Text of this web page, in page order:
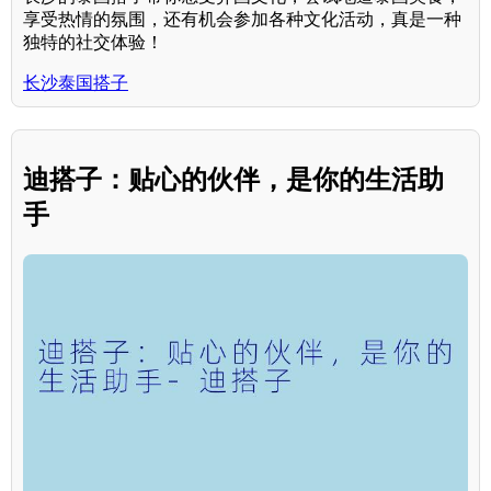
享受热情的氛围，还有机会参加各种文化活动，真是一种
独特的社交体验！
长沙泰国搭子
迪搭子：贴心的伙伴，是你的生活助
手